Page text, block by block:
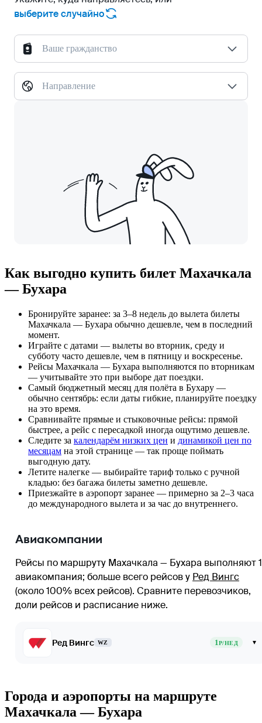
выберите случайно
Ваше гражданство
Направление
Как выгодно купить билет Махачкала
— Бухара
Бронируйте заранее: за 3–8 недель до вылета билеты
Махачкала — Бухара обычно дешевле, чем в последний
момент.
Играйте с датами — вылеты во вторник, среду и
субботу часто дешевле, чем в пятницу и воскресенье.
Рейсы Махачкала — Бухара выполняются по вторникам
— учитывайте это при выборе дат поездки.
Самый бюджетный месяц для полёта в Бухару —
обычно сентябрь: если даты гибкие, планируйте поездку
на это время.
Сравнивайте прямые и стыковочные рейсы: прямой
быстрее, а рейс с пересадкой иногда ощутимо дешевле.
Следите за календарём низких цен и динамикой цен по
месяцам на этой странице — так проще поймать
выгодную дату.
Летите налегке — выбирайте тариф только с ручной
кладью: без багажа билеты заметно дешевле.
Приезжайте в аэропорт заранее — примерно за 2–3 часа
до международного вылета и за час до внутреннего.
Авиакомпании
Рейсы по маршруту Махачкала — Бухара выполняют 1
авиакомпания; больше всего рейсов у Ред Вингс
(около 100% всех рейсов). Сравните перевозчиков,
доли рейсов и расписание ниже.
Ред Вингс WZ 1Р/НЕД ▾
Города и аэропорты на маршруте
Махачкала — Бухара